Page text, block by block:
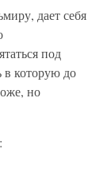
дает себя
под
в которую до
но